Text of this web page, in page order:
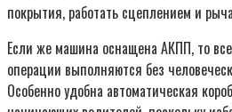
покрытия, работать сцеплением и
Если же машина оснащена АКПП, то
операции выполняются без
Особенно удобна автоматическая